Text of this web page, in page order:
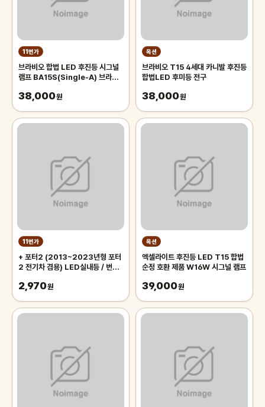
11번가
브라비오 합법 LED 후진등 시그널
램프 BA15S(Single-A) 브라비
38,000원
옥션
브라비오 T15 4세대 카니발 후진등
합법LED 후미등 전구
38,000원
11번가
+ 포터2 (2013~2023년형 포터
2 전기차 겸용) LED실내등 / 번호
2,970원
옥션
엑셀라이트 후진등 LED T15 합법
순정 호환 제품 W16W 시그널 램프
39,000원